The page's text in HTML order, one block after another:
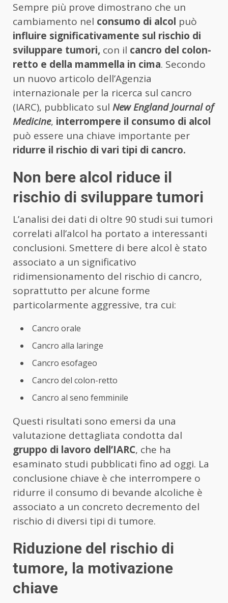
Sempre più prove dimostrano che un
cambiamento nel consumo di alcol può
influire significativamente sul rischio di
sviluppare tumori, con il cancro del colon-
retto e della mammella in cima. Secondo
un nuovo articolo dell’Agenzia
internazionale per la ricerca sul cancro
(IARC), pubblicato sul New England Journal of
Medicine, interrompere il consumo di alcol
può essere una chiave importante per
ridurre il rischio di vari tipi di cancro.
Non bere alcol riduce il
rischio di sviluppare tumori
L’analisi dei dati di oltre 90 studi sui tumori
correlati all’alcol ha portato a interessanti
conclusioni. Smettere di bere alcol è stato
associato a un significativo
ridimensionamento del rischio di cancro,
soprattutto per alcune forme
particolarmente aggressive, tra cui:
Cancro orale
Cancro alla laringe
Cancro esofageo
Cancro del colon-retto
Cancro al seno femminile
Questi risultati sono emersi da una
valutazione dettagliata condotta dal
gruppo di lavoro dell’IARC, che ha
esaminato studi pubblicati fino ad oggi. La
conclusione chiave è che interrompere o
ridurre il consumo di bevande alcoliche è
associato a un concreto decremento del
rischio di diversi tipi di tumore.
Riduzione del rischio di
tumore, la motivazione
chiave